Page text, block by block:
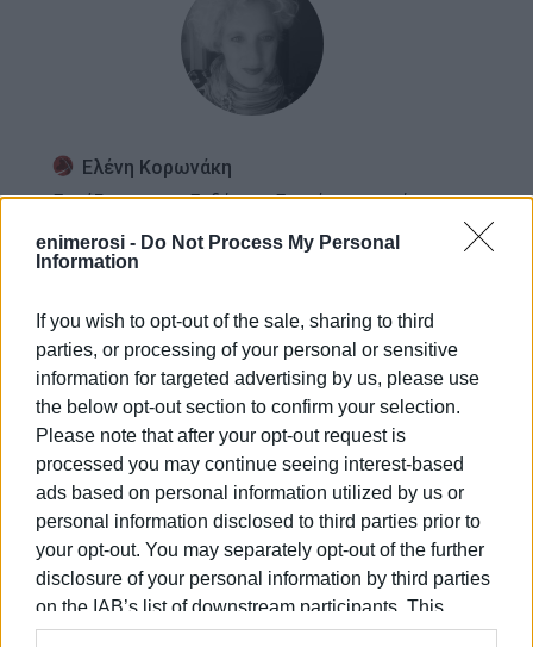
enimerosi - Do Not Process My Personal
Information
If you wish to opt-out of the sale, sharing to third
parties, or processing of your personal or sensitive
information for targeted advertising by us, please use
the below opt-out section to confirm your selection.
Please note that after your opt-out request is
processed you may continue seeing interest-based
ads based on personal information utilized by us or
personal information disclosed to third parties prior to
your opt-out. You may separately opt-out of the further
disclosure of your personal information by third parties
on the IAB’s list of downstream participants. This
information may also be disclosed by us to third parties
Ελένη Κορωνάκη
Εργάζεται στις Εκδόσεις Ενημέρωση από το
1990 σε θέσεις υψηλής ευθύνης. Ειδικεύεται στις
δημόσιες σχέσεις, το ελεύθερο και το
Ακολουθήστε το enimerosi στοFacebook
Συνδρομητές στο e-paper